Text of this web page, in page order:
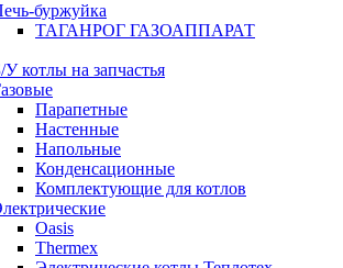
буржуйка
ТАГАНРОГ ГАЗОАППАРАТ
У котлы на запчастья
Парапетные
Настенные
Напольные
Конденсационные
Комплектующие для котлов
Oasis
Thermex